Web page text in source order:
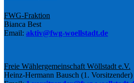
FWG-Fraktion
Bianca Best
Email: aktiv@fwg-woellstadt.de
Freie Wählergemeinschaft Wöllstadt e.V.
Heinz-Hermann Bausch (1. Vorsitzender)